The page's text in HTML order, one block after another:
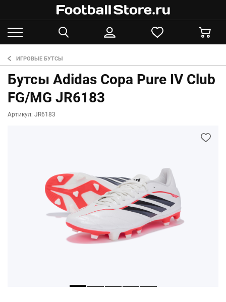
ИГРОВЫЕ БУТСЫ
Бутсы Adidas Copa Pure IV Club
FG/MG JR6183
Артикул: JR6183